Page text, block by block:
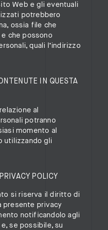
Web e gli eventuali
potrebbero
ossia file che
che possono
quali l’indirizzo
IN QUESTA
al
potranno
momento al
utilizzando gli
POLICY
si riserva il diritto di
presente privacy
notificandolo agli
se possibile, su